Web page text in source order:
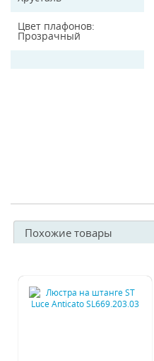
Цвет плафонов
Прозрачный
Похожие товары